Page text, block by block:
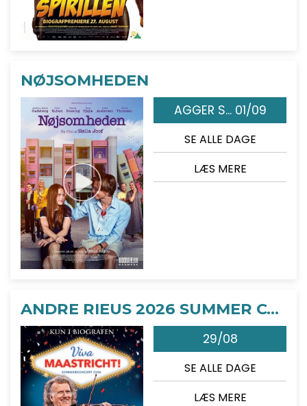
NØJSOMHEDEN
AGGER S... 01/09
SE ALLE DAGE
LÆS MERE
ANDRE RIEUS 2026 SUMMER CONCERT: VIVA MAASTRICHT!
29/08
SE ALLE DAGE
LÆS MERE